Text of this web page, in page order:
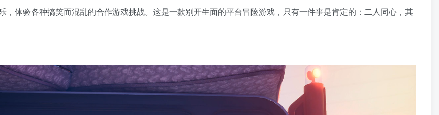
，体验各种搞笑而混乱的合作游戏挑战。这是一款别开生面的平台冒险游戏，只有一件事是肯定的：二人同心，其